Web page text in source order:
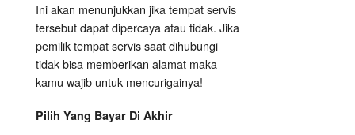
Ini akan menunjukkan jika tempat servis
tersebut dapat dipercaya atau tidak. Jika
pemilik tempat servis saat dihubungi
tidak bisa memberikan alamat maka
kamu wajib untuk mencurigainya!
Pilih Yang Bayar Di Akhir